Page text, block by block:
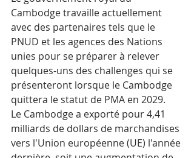
Cambodge travaille actuellement
avec des partenaires tels que le
PNUD et les agences des Nations
unies pour se préparer à relever
quelques-uns des challenges qui se
présenteront lorsque le Cambodge
quittera le statut de PMA en 2029.
Le Cambodge a exporté pour 4,41
milliards de dollars de marchandises
vers l'Union européenne (UE) l'année